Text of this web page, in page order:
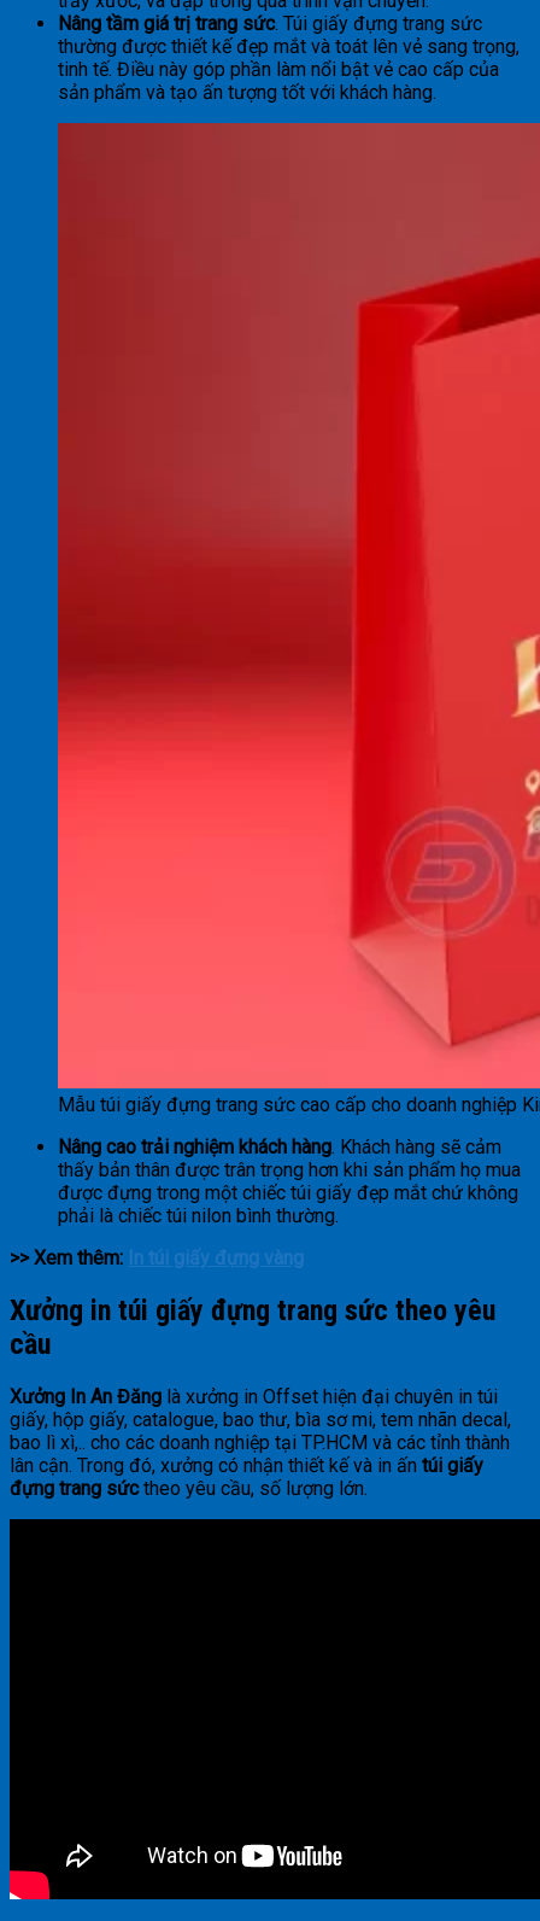
Nâng tầm giá trị trang sức. Túi giấy đựng trang sức
thường được thiết kế đẹp mắt và toát lên vẻ sang trọng,
tinh tế. Điều này góp phần làm nổi bật vẻ cao cấp của
sản phẩm và tạo ấn tượng tốt với khách hàng.
Mẫu túi giấy đựng trang sức cao cấp cho doanh nghiệp
Nâng cao trải nghiệm khách hàng. Khách hàng sẽ cảm
thấy bản thân được trân trọng hơn khi sản phẩm họ mua
được đựng trong một chiếc túi giấy đẹp mắt chứ không
phải là chiếc túi nilon bình thường.
>> Xem thêm: In túi giấy đựng vàng
Xưởng in túi giấy đựng trang sức theo yêu
cầu
Xưởng In An Đăng là xưởng in Offset hiện đại chuyên in túi
giấy, hộp giấy, catalogue, bao thư, bìa sơ mi, tem nhãn decal,
bao lì xì,.. cho các doanh nghiệp tại TP.HCM và các tỉnh thành
lân cận. Trong đó, xưởng có nhận thiết kế và in ấn túi giấy
đựng trang sứctheo yêu cầu, số lượng lớn.